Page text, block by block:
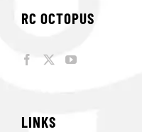
RC OCTOPUS
LINKS